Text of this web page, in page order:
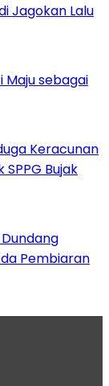
Jagokan Lalu
Maju sebagai
Keracunan
Bujak
Pembiaran